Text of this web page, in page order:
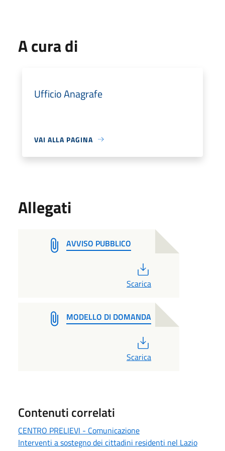
A cura di
Ufficio Anagrafe
VAI ALLA PAGINA
Allegati
AVVISO PUBBLICO
Scarica
MODELLO DI DOMANDA
Scarica
Contenuti correlati
CENTRO PRELIEVI - Comunicazione
Interventi a sostegno dei cittadini residenti nel Lazio